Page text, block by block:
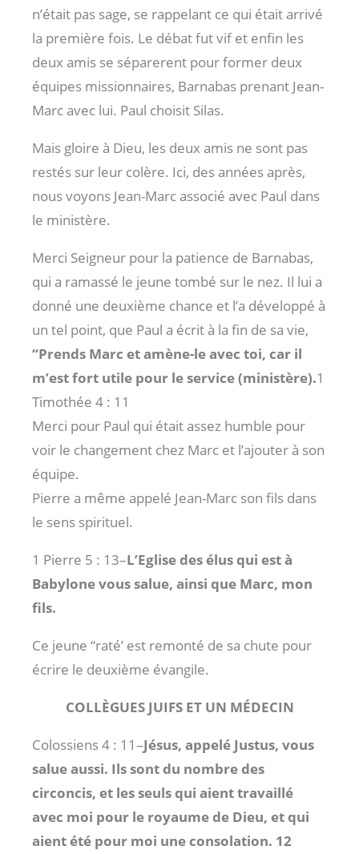
n’était pas sage, se rappelant ce qui était arrivé
la première fois. Le débat fut vif et enfin les
deux amis se séparerent pour former deux
équipes missionnaires, Barnabas prenant Jean-
Marc avec lui. Paul choisit Silas.
Mais gloire à Dieu, les deux amis ne sont pas
restés sur leur colère. Ici, des années après,
nous voyons Jean-Marc associé avec Paul dans
le ministère.
Merci Seigneur pour la patience de Barnabas,
qui a ramassé le jeune tombé sur le nez. Il lui a
donné une deuxième chance et l’a développé à
un tel point, que Paul a écrit à la fin de sa vie,
“Prends Marc et amène-le avec toi, car il
m’est fort utile pour le service (ministère).1
Timothée 4 : 11
Merci pour Paul qui était assez humble pour
voir le changement chez Marc et l’ajouter à son
équipe.
Pierre a même appelé Jean-Marc son fils dans
le sens spirituel.
1 Pierre 5 : 13–L’Eglise des élus qui est à
Babylone vous salue, ainsi que Marc, mon
fils.
Ce jeune “raté’ est remonté de sa chute pour
écrire le deuxième évangile.
COLLÈGUES JUIFS ET UN MÉDECIN
Colossiens 4 : 11–Jésus, appelé Justus, vous
salue aussi. Ils sont du nombre des
circoncis, et les seuls qui aient travaillé
avec moi pour le royaume de Dieu, et qui
aient été pour moi une consolation. 12